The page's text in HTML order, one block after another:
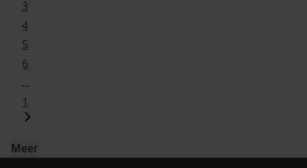
3
4
5
6
...
1
Meer